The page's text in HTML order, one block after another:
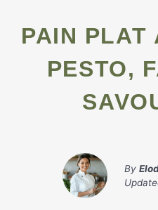
PAIN PLAT AU POULET
PESTO,
By